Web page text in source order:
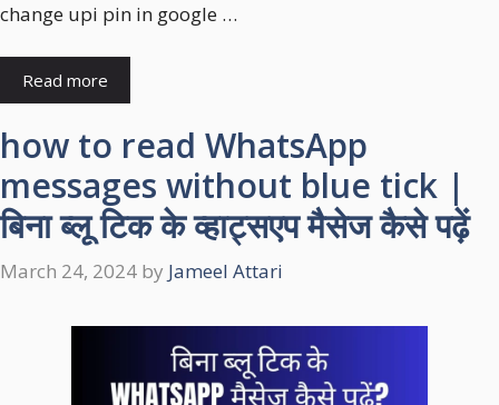
change upi pin in google …
Read more
how to read WhatsApp
messages without blue tick |
बिना ब्लू टिक के व्हाट्सएप मैसेज कैसे पढ़ें
March 24, 2024 by Jameel Attari